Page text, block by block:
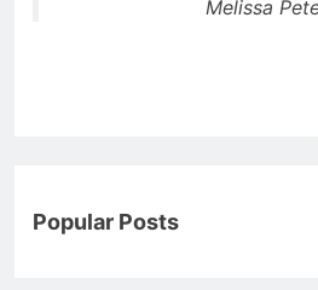
Melissa
Popular Posts